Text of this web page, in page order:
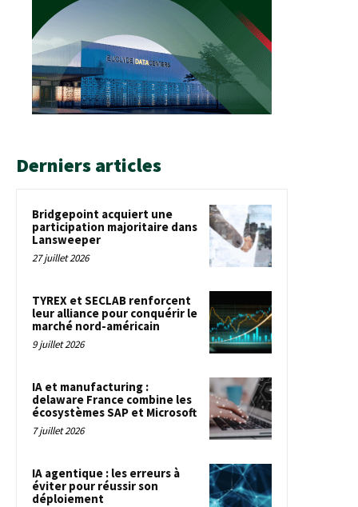
Derniers articles
Bridgepoint acquiert une
participation majoritaire dans
Lansweeper
27 juillet 2026
TYREX et SECLAB renforcent
leur alliance pour conquérir le
marché nord-américain
9 juillet 2026
IA et manufacturing :
delaware France combine les
écosystèmes SAP et Microsoft
7 juillet 2026
IA agentique : les erreurs à
éviter pour réussir son
déploiement